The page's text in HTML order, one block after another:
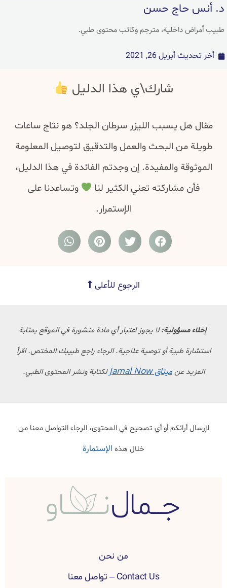
د. أنس حاج حسن
طبيب أمراض داخلية، مترجم وكاتب محتوى طبي.
أخر تحديثأبريل 26, 2021
شارك\ي هذا الدليل
مقال هل يسبب الليزر سرطان الجلد؟ هو نتاج ساعات
طويلة من البحث والعمل والتدقيق لتوصيل المعلومة
الموثوقة والمفيدة. إن وجدتم الفائدة في هذا الدليل،
فأن مشاركته تعني الكثير لنا
وتساعدنا على
الإستمرار.
الرجوع للأعلى
إخلاء مسؤولية:لا يجوز اعتبار أي مادة منشورة في الموقع بمثابة
استشارة طبية أو توصية علاجية. الرجاء راجع طبيبك المختص. اقرأ
المزيد عنميثاق Jamal Now لكتابة ونشر المحتوى الطبي.
لإرسال أرائكم أو أي تصحيح في المحتوى، الرجاء التواصل معنا من
خلال هذه الإستمارة
من نحن
Contact Us – تواصل معنا